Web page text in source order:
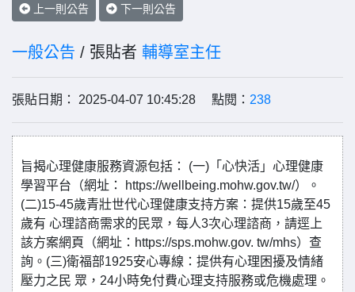
上一則公告 下一則公告
一般公告 / 張貼者 輔導室主任
張貼日期： 2025-04-07 10:45:28 點閱： 238
旨揭心理健康服務資源包括： (一)「心快活」心理健康
學習平台（網址： https://wellbeing.mohw.gov.tw/）。
(二)15-45歲青壯世代心理健康支持方案：提供15歲至45
歲有 心理諮商需求的民眾，每人3次心理諮商，請逕上
該方案網頁（網址：https://sps.mohw.gov. tw/mhs）查
詢。(三)衛福部1925安心專線：提供有心理困擾及情緒
壓力之民 眾，24小時免付費心理支持服務或危機處理。